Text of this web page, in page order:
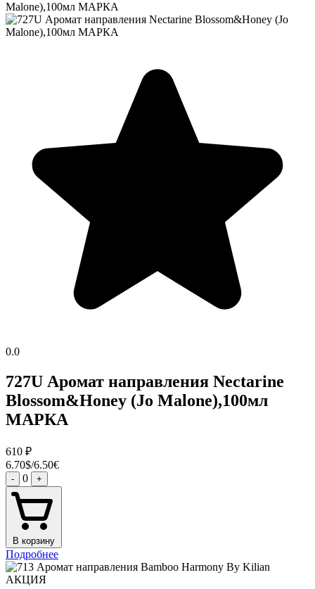
0.0
727U Аромат направления Nectarine
Blossom&Honey (Jo Malone),100мл
МАРКА
610 ₽
6.70$/6.50€
- 0 +
В корзину
Подробнее